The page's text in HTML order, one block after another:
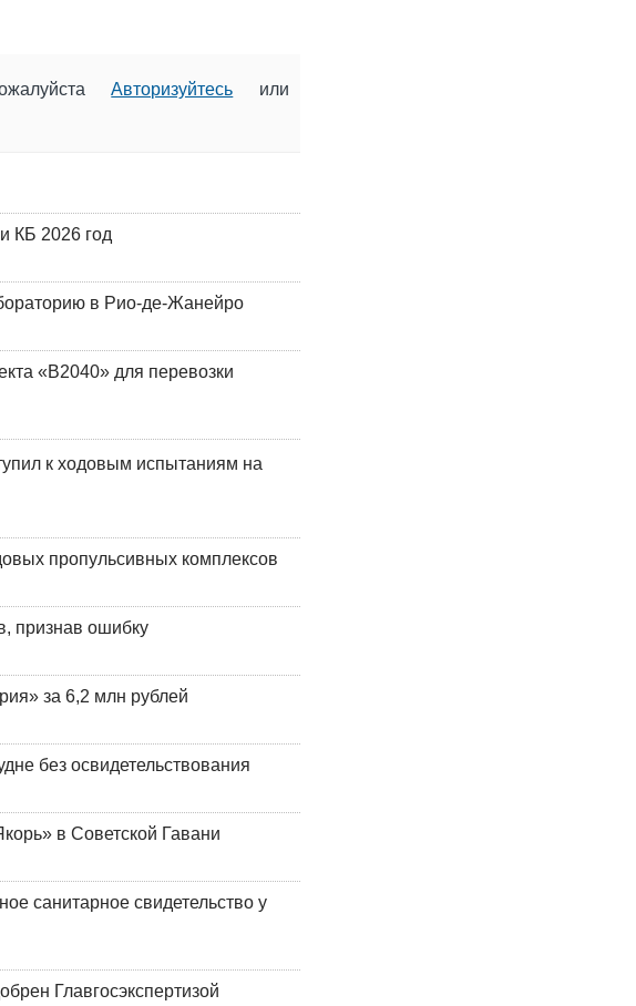
Авторизуйтесь или
КБ 2026 год
в Рио-де-Жанейро
«В2040» для перевозки
к ходовым испытаниям на
пропульсивных комплексов
признав ошибку
за 6,2 млн рублей
без освидетельствования
в Советской Гавани
санитарное свидетельство у
Главгосэкспертизой